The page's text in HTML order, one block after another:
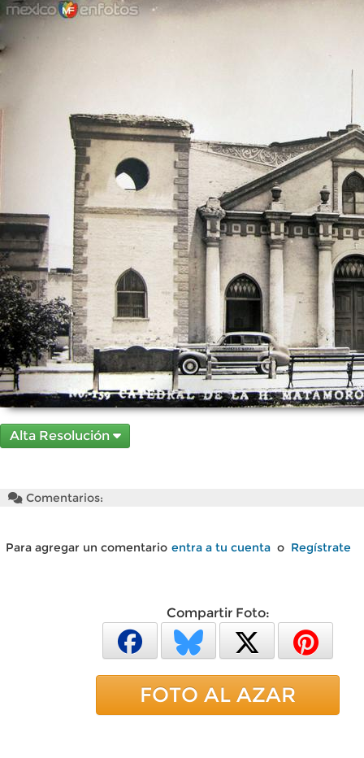
Alta Resolución
Comentarios:
Para agregar un comentario entra a tu cuenta o Regístrate
Compartir Foto:
FOTO AL AZAR